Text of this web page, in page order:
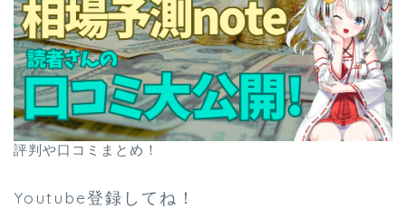
評判や口コミまとめ！
Youtube登録してね！